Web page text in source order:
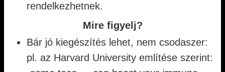
rendelkezhetnek.
Mire figyelj?
Bár jó kiegészítés lehet, nem csodaszer:
pl. az Harvard University említése szerint: